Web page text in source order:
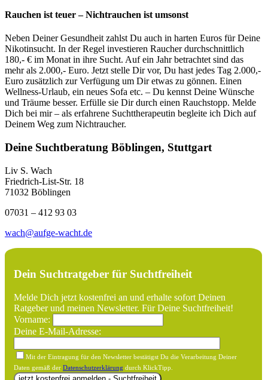
Rauchen ist teuer – Nichtrauchen ist umsonst
Neben Deiner Gesundheit zahlst Du auch in harten Euros für Deine
Nikotinsucht. In der Regel investieren Raucher durchschnittlich
180,- € im Monat in ihre Sucht. Auf ein Jahr betrachtet sind das
mehr als 2.000,- Euro. Jetzt stelle Dir vor, Du hast jedes Tag 2.000,-
Euro zusätzlich zur Verfügung um Dir etwas zu gönnen. Einen
Wellness-Urlaub, ein neues Sofa etc. – Du kennst Deine Wünsche
und Träume besser. Erfülle sie Dir durch einen Rauchstopp. Melde
Dich bei mir – als erfahrene Suchttherapeutin begleite ich Dich auf
Deinem Weg zum Nichtraucher.
Deine Suchtberatung Böblingen, Stuttgart
Liv S. Wach
Friedrich-List-Str. 18
71032 Böblingen
07031 – 412 93 03
wach@aufge-wacht.de
Dein Suchtratgeber für Suchtfreiheit
Melde Dich jetzt kostenfrei an und erhalte sofort Deinen
Ratgeber und meinen Newsletter. Für Deine Suchtfreiheit!
Vorname:
Deine E-Mail-Adresse:
Mit der Eintragung für den Newsletter bestätigst Du die Verarbeitung Deiner
Daten gemäß der Datenschutzerklärung durch KlickTipp.